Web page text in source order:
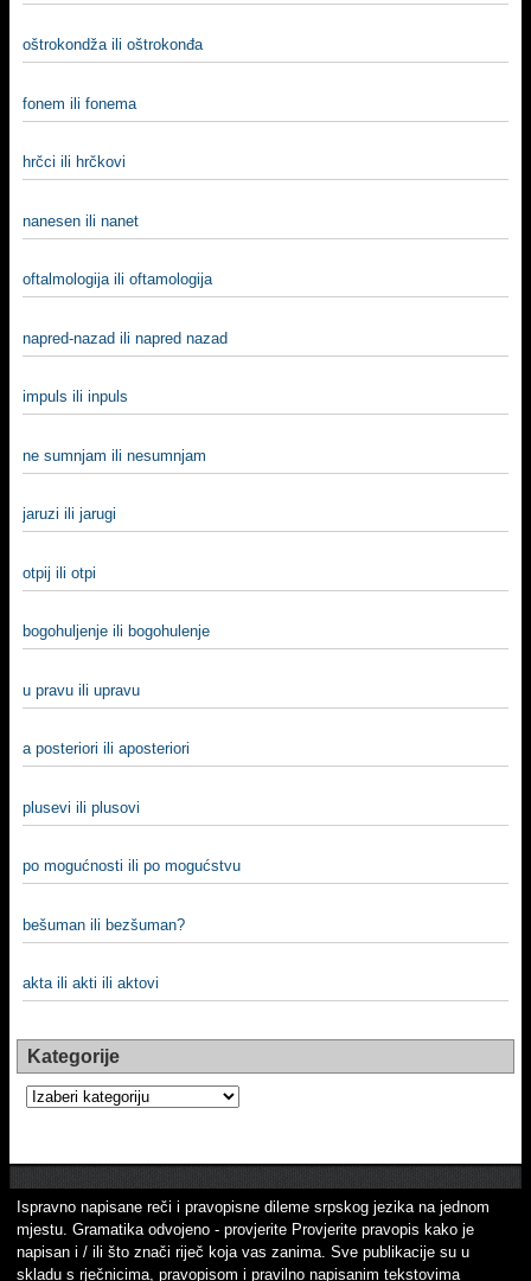
oštrokondža ili oštrokonđa
fonem ili fonema
hrčci ili hrčkovi
nanesen ili nanet
oftalmologija ili oftamologija
napred-nazad ili napred nazad
impuls ili inpuls
ne sumnjam ili nesumnjam
jaruzi ili jarugi
otpij ili otpi
bogohuljenje ili bogohulenje
u pravu ili upravu
a posteriori ili aposteriori
plusevi ili plusovi
po mogućnosti ili po mogućstvu
bešuman ili bezšuman?
akta ili akti ili aktovi
Kategorije
Kategorije
Ispravno napisane reči i pravopisne dileme srpskog jezika na jednom
mjestu. Gramatika odvojeno - provjerite Provjerite pravopis kako je
napisan i / ili što znači riječ koja vas zanima. Sve publikacije su u
skladu s rječnicima, pravopisom i pravilno napisanim tekstovima